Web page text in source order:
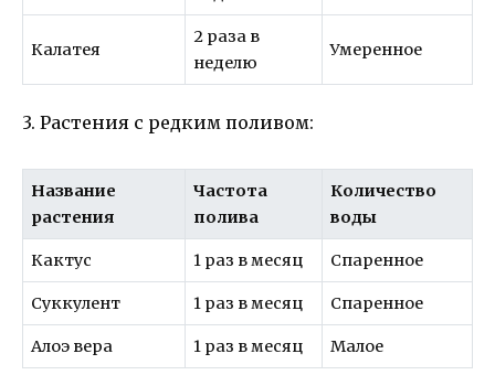
Калатея
2 раза в
неделю
Умеренное
3. Растения с редким поливом:
Название
растения
Частота
полива
Количество
воды
Кактус 1 раз в месяц Спаренное
Суккулент 1 раз в месяц Спаренное
Алоэ вера 1 раз в месяц Малое